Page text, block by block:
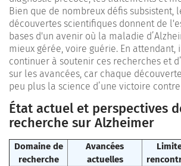
Bien que de nombreux défis subsistent,
découvertes scientifiques donnent de
bases d'un avenir où la maladie
mieux gérée, voire guérie. En attendant,
continuer à soutenir ces recherches et
sur les avancées, car chaque
peu plus la science d’une victoire
État actuel et perspectives
recherche sur Alzheimer
Domaine de
recherche
Avancées
actuelles